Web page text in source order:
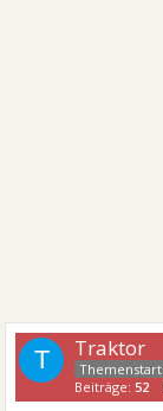
T Traktor
Beiträge: 52